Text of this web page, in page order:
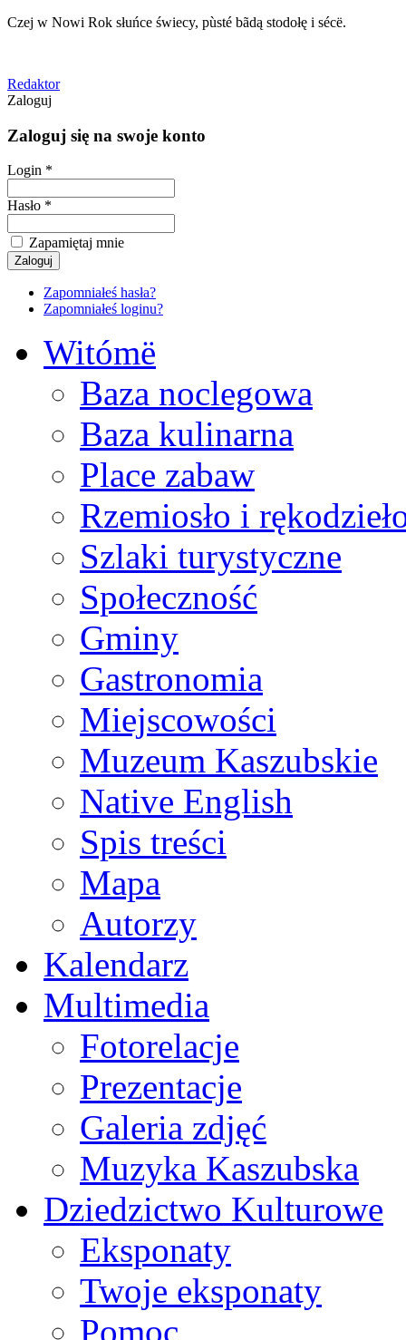
Czej w Nowi Rok słuńce świecy, pùsté bãdą stodołę i sécë.
Redaktor
Zaloguj
Zaloguj się na swoje konto
Login *
Hasło *
Zapamiętaj mnie
Zapomniałeś hasła?
Zapomniałeś loginu?
Witómë
Baza noclegowa
Baza kulinarna
Place zabaw
Rzemiosło i
Szlaki turystyczne
Społeczność
Gminy
Gastronomia
Miejscowości
Muzeum Kaszubskie
Native English
Spis treści
Mapa
Autorzy
Kalendarz
Multimedia
Fotorelacje
Prezentacje
Galeria zdjęć
Muzyka Kaszubska
Dziedzictwo Kulturowe
Eksponaty
Twoje eksponaty
Pomoc